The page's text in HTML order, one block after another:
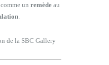
un remèdeau
.
de la SBC Gallery